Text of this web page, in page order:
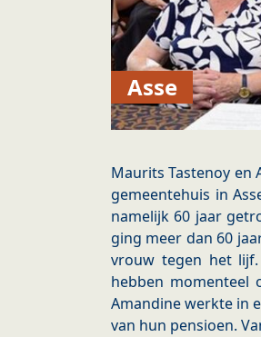
Asse
Maurits Tastenoy en
gemeentehuis in
namelijk 60 jaar
ging meer dan 60
vrouw tegen het
hebben momenteel
Amandine werkte in
van hun pensioen.